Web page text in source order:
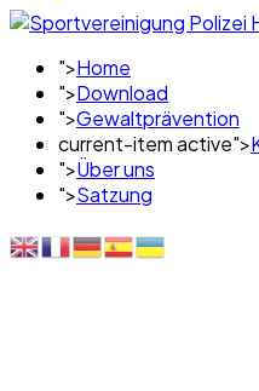
">Home
">Download
">Gewaltprävention
current-item active">
">Über uns
">Satzung